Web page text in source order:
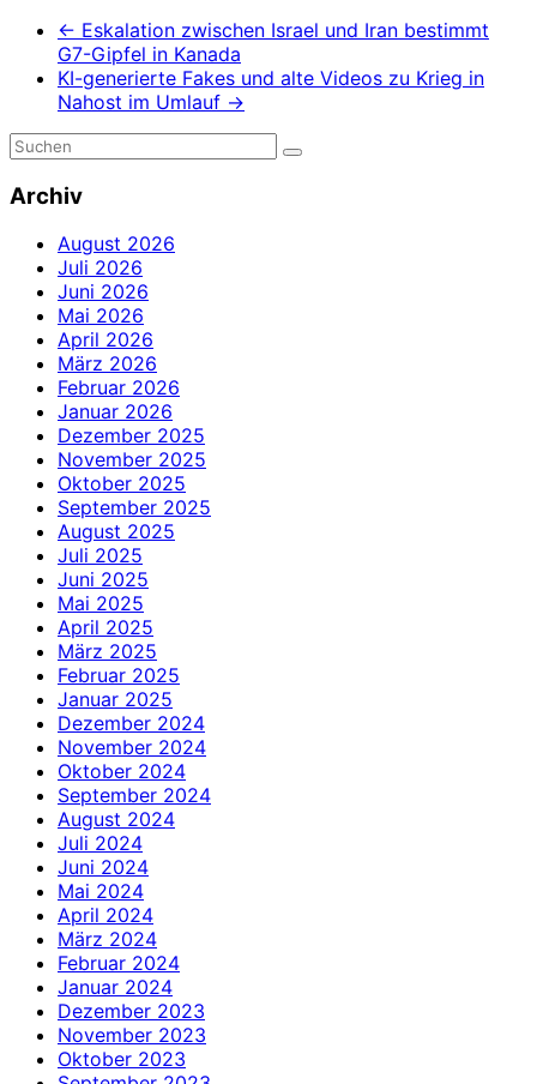
← Eskalation zwischen Israel und Iran bestimmt
G7-Gipfel in Kanada
KI-generierte Fakes und alte Videos zu Krieg in
Nahost im Umlauf →
Archiv
August 2026
Juli 2026
Juni 2026
Mai 2026
April 2026
März 2026
Februar 2026
Januar 2026
Dezember 2025
November 2025
Oktober 2025
September 2025
August 2025
Juli 2025
Juni 2025
Mai 2025
April 2025
März 2025
Februar 2025
Januar 2025
Dezember 2024
November 2024
Oktober 2024
September 2024
August 2024
Juli 2024
Juni 2024
Mai 2024
April 2024
März 2024
Februar 2024
Januar 2024
Dezember 2023
November 2023
Oktober 2023